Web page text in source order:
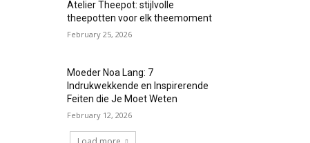
Atelier Theepot: stijlvolle
theepotten voor elk theemoment
February 25, 2026
Moeder Noa Lang: 7
Indrukwekkende en Inspirerende
Feiten die Je Moet Weten
February 12, 2026